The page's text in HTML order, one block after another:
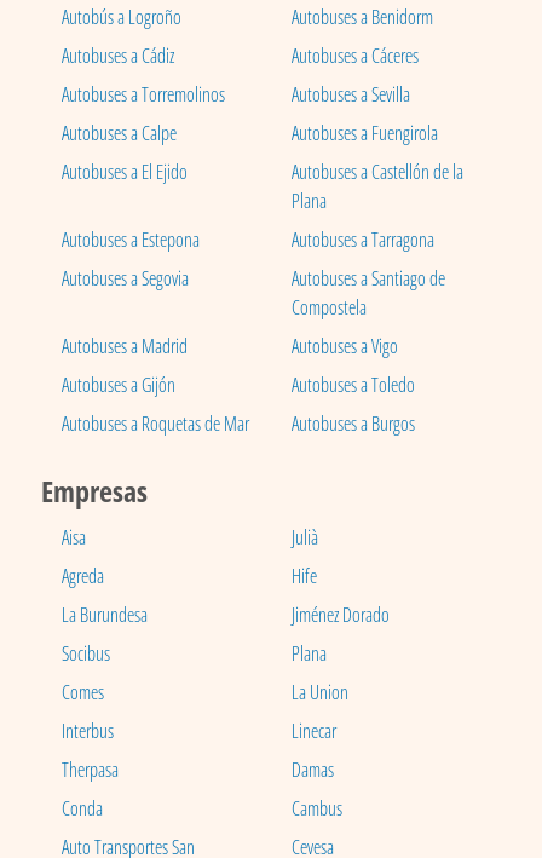
Autobús a Logroño
Autobuses a Benidorm
Autobuses a Cádiz
Autobuses a Cáceres
Autobuses a Torremolinos
Autobuses a Sevilla
Autobuses a Calpe
Autobuses a Fuengirola
Autobuses a El Ejido
Autobuses a Castellón de la
Plana
Autobuses a Estepona
Autobuses a Tarragona
Autobuses a Segovia
Autobuses a Santiago de
Compostela
Autobuses a Madrid
Autobuses a Vigo
Autobuses a Gijón
Autobuses a Toledo
Autobuses a Roquetas de Mar
Autobuses a Burgos
Empresas
Aisa
Julià
Agreda
Hife
La Burundesa
Jiménez Dorado
Socibus
Plana
Comes
La Union
Interbus
Linecar
Therpasa
Damas
Conda
Cambus
Auto Transportes San
Cevesa